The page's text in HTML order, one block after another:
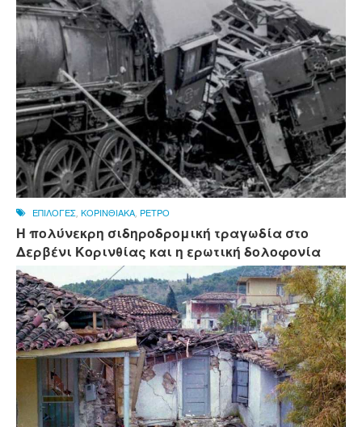
ΕΠΙΛΟΓΕΣ, ΚΟΡΙΝΘΙΑΚΑ, ΡΕΤΡΟ
Η πολύνεκρη σιδηροδρομική τραγωδία στο
Δερβένι Κορινθίας και η ερωτική δολοφονία